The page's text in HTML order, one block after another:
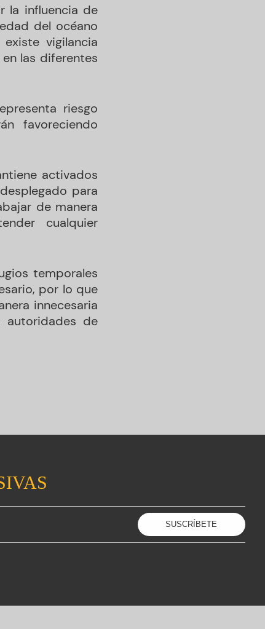
la influencia de
del océano
vigilancia
las diferentes
riesgo
favoreciendo
activados
para
de manera
cualquier
temporales
por lo que
innecesaria
autoridades de